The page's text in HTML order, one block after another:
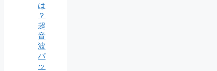
は
？
超
音
波
パ
ッ